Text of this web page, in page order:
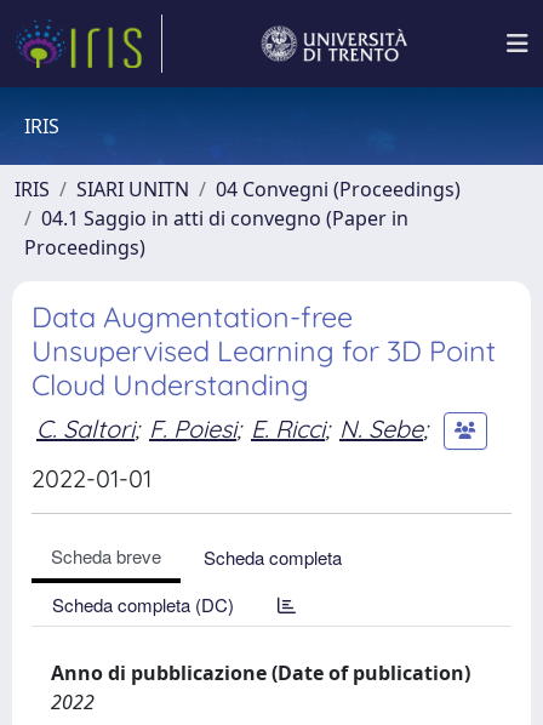
IRIS
IRIS SIARI UNITN
04 Convegni (Proceedings)
04.1 Saggio in atti di convegno (Paper in
Proceedings)
Data Augmentation-free
Unsupervised Learning for 3D Point
Cloud Understanding
C. Saltori; F. Poiesi; E. Ricci; N. Sebe;
2022-01-01
Scheda breve
Scheda completa
Scheda completa (DC)
Anno di pubblicazione (Date of publication)
2022